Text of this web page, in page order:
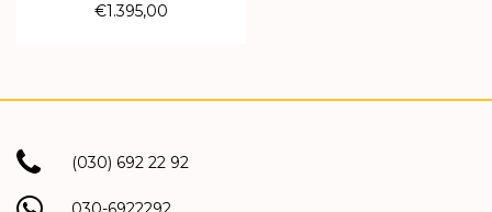
€1.395,00
(030) 692 22 92